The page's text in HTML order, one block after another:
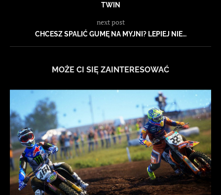
TWIN
next post
CHCESZ SPALIĆ GUMĘ NA MYJNI? LEPIEJ NIE…
MOŻE CI SIĘ ZAINTERESOWAĆ